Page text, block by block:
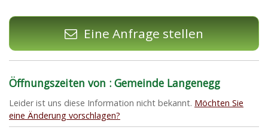
Eine Anfrage stellen
Öffnungszeiten von : Gemeinde Langenegg
Leider ist uns diese Information nicht bekannt. Möchten Sie
eine Änderung vorschlagen?